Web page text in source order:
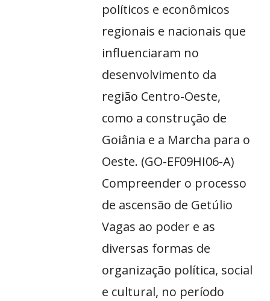
políticos e econômicos
regionais e nacionais que
influenciaram no
desenvolvimento da
região Centro-Oeste,
como a construção de
Goiânia e a Marcha para o
Oeste. (GO-EF09HI06-A)
Compreender o processo
de ascensão de Getúlio
Vagas ao poder e as
diversas formas de
organização política, social
e cultural, no período